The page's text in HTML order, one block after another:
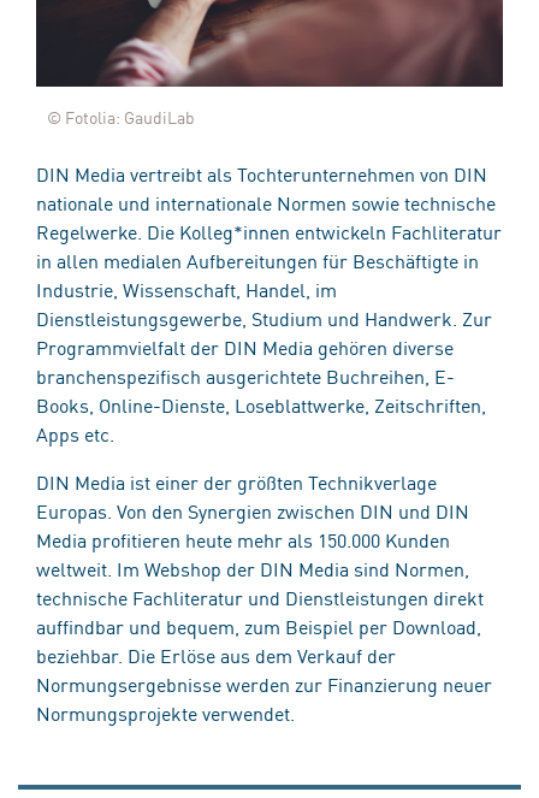
© Fotolia: GaudiLab
DIN Media vertreibt als Tochterunternehmen von DIN
nationale und internationale Normen sowie technische
Regelwerke. Die Kolleg*innen entwickeln Fachliteratur
in allen medialen Aufbereitungen für Beschäftigte in
Industrie, Wissenschaft, Handel, im
Dienstleistungsgewerbe, Studium und Handwerk. Zur
Programmvielfalt der DIN Media gehören diverse
branchenspezifisch ausgerichtete Buchreihen, E-
Books, Online-Dienste, Loseblattwerke, Zeitschriften,
Apps etc.
DIN Media ist einer der größten Technikverlage
Europas. Von den Synergien zwischen DIN und DIN
Media profitieren heute mehr als 150.000 Kunden
weltweit. Im Webshop der DIN Media sind Normen,
technische Fachliteratur und Dienstleistungen direkt
auffindbar und bequem, zum Beispiel per Download,
beziehbar. Die Erlöse aus dem Verkauf der
Normungsergebnisse werden zur Finanzierung neuer
Normungsprojekte verwendet.